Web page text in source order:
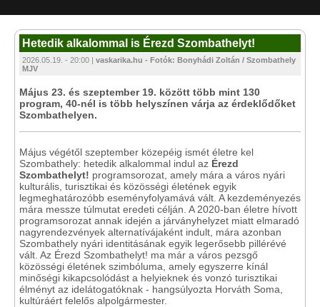
Hetedik alkalommal is Érezd Szombathelyt!
2026.05.19. - 20:00 | vaskarika.hu - Fotók: Bonyhádi Zoltán / Szombathely
MJV
Május 23. és szeptember 19. között több mint 130
program, 40-nél is több helyszínen várja az érdeklődőket
Szombathelyen.
Május végétől szeptember közepéig ismét életre kel
Szombathely: hetedik alkalommal indul az Érezd
Szombathelyt! programsorozat, amely mára a város nyári
kulturális, turisztikai és közösségi életének egyik
legmeghatározóbb eseményfolyamává vált. A kezdeményezés
mára messze túlmutat eredeti célján. A 2020-ban életre hívott
programsorozat annak idején a járványhelyzet miatt elmaradó
nagyrendezvények alternatívájaként indult, mára azonban
Szombathely nyári identitásának egyik legerősebb pillérévé
vált. Az Érezd Szombathelyt! ma már a város pezsgő
közösségi életének szimbóluma, amely egyszerre kínál
minőségi kikapcsolódást a helyieknek és vonzó turisztikai
élményt az idelátogatóknak - hangsúlyozta Horváth Soma,
kultúráért felelős alpolgármester.